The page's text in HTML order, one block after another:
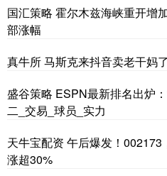
国汇策略 霍尔木兹海峡重开增
部涨幅
真牛所 马斯克来抖音卖老干妈
盛谷策略 ESPN最新排名出炉
二_交易_球员_实力
天牛宝配资 午后爆发！
涨超30%